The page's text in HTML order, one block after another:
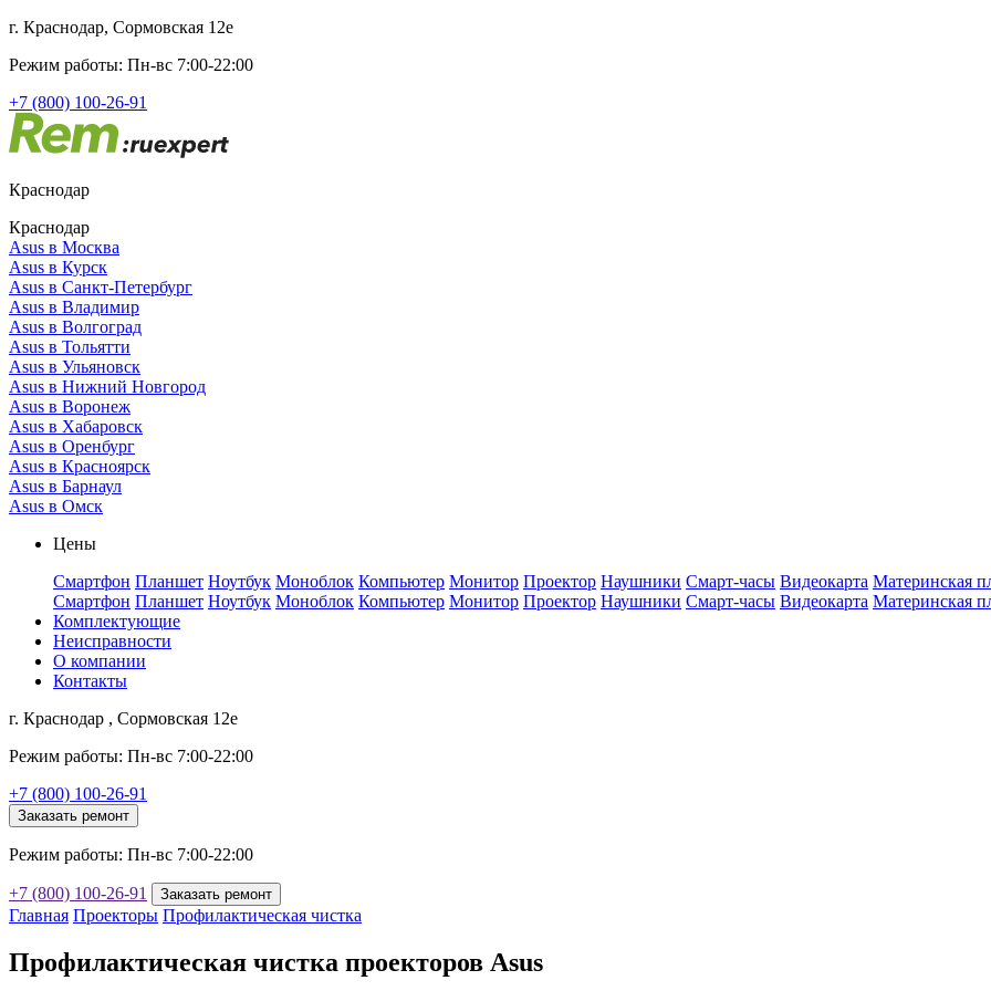
г. Краснодар, Сормовская 12е
Режим работы: Пн-вс 7:00-22:00
+7 (800) 100-26-91
Краснодар
Краснодар
Asus в Москва
Asus в Курск
Asus в Санкт-Петербург
Asus в Владимир
Asus в Волгоград
Asus в Тольятти
Asus в Ульяновск
Asus в Нижний Новгород
Asus в Воронеж
Asus в Хабаровск
Asus в Оренбург
Asus в Красноярск
Asus в Барнаул
Asus в Омск
Цены
Смартфон Планшет Ноутбук Моноблок Компьютер Монитор Проектор Наушники Смарт-часы Видеокарта Материнская
Смартфон Планшет Ноутбук Моноблок Компьютер Монитор Проектор Наушники Смарт-часы Видеокарта Материнская
Комплектующие
Неисправности
О компании
Контакты
г. Краснодар , Сормовская 12е
Режим работы: Пн-вс 7:00-22:00
+7 (800) 100-26-91
Заказать ремонт
Режим работы: Пн-вс 7:00-22:00
+7 (800) 100-26-91 Заказать ремонт
Главная Проекторы Профилактическая чистка
Профилактическая чистка проекторов Asus